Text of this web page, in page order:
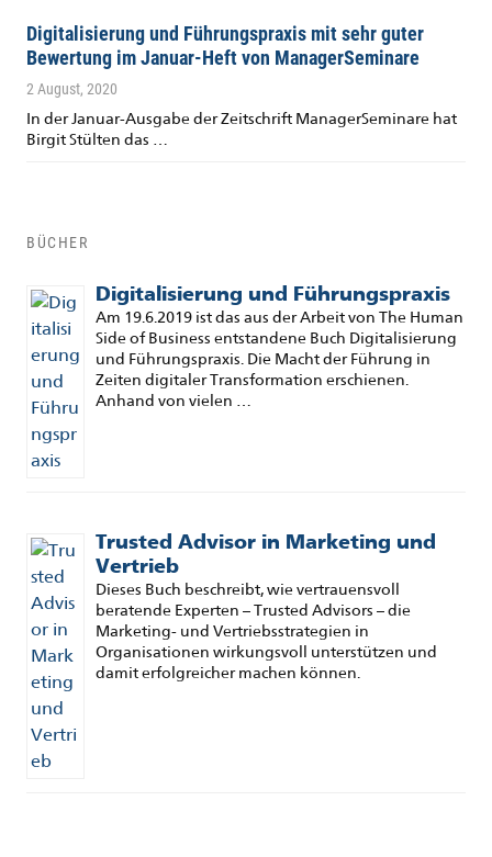
Digitalisierung und Führungspraxis mit sehr guter
Bewertung im Januar-Heft von ManagerSeminare
2 August, 2020
In der Januar-Ausgabe der Zeitschrift ManagerSeminare hat
Birgit Stülten das …
BÜCHER
Digitalisierung und Führungspraxis
Am 19.6.2019 ist das aus der Arbeit von The Human
Side of Business entstandene Buch Digitalisierung
und Führungspraxis. Die Macht der Führung in
Zeiten digitaler Transformation erschienen.
Anhand von vielen …
Trusted Advisor in Marketing und
Vertrieb
Dieses Buch beschreibt, wie vertrauensvoll
beratende Experten – Trusted Advisors – die
Marketing- und Vertriebsstrategien in
Organisationen wirkungsvoll unterstützen und
damit erfolgreicher machen können.